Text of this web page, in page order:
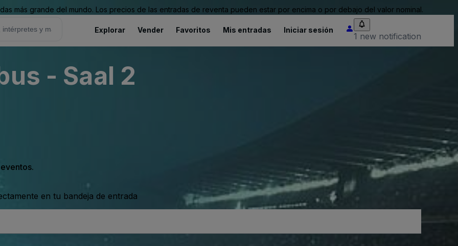
más grande del mundo. Los precios de las entradas de reventa pueden estar por encima o por debajo del valor nominal.
Explorar Vender Favoritos Mis entradas Iniciar sesión
1 new notification
- Saal 2
en tu bandeja de entrada